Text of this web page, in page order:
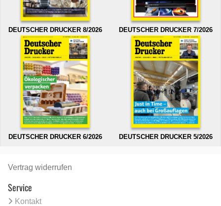
DEUTSCHER DRUCKER 8/2026 DEUTSCHER DRUCKER 7/2026
DEUTSCHER DRUCKER 6/2026 DEUTSCHER DRUCKER 5/2026
Vertrag widerrufen
Service
Kontakt